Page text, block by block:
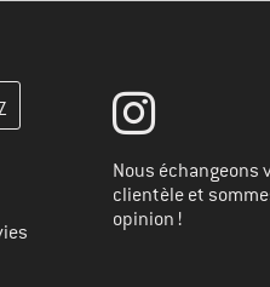
votre compte client à la
Nous échangeons
clientèle et
opinion !